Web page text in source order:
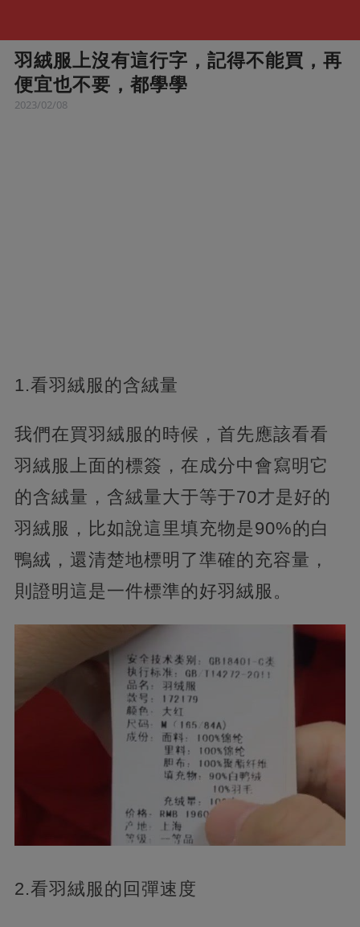
羽絨服上沒有這行字，記得不能買，再
便宜也不要，都學學
2023/02/08
1.看羽絨服的含絨量
我們在買羽絨服的時候，首先應該看看
羽絨服上面的標簽，在成分中會寫明它
的含絨量，含絨量大于等于70才是好的
羽絨服，比如說這里填充物是90%的白
鴨絨，還清楚地標明了準確的充容量，
則證明這是一件標準的好羽絨服。
2.看羽絨服的回彈速度